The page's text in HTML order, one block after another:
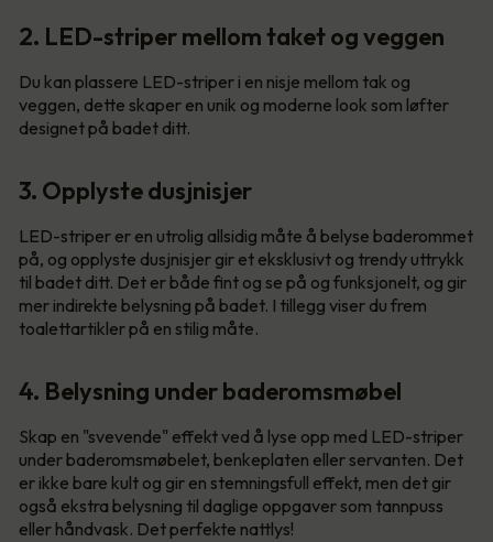
2. LED-striper mellom taket og veggen
Du kan plassere LED-striper i en nisje mellom tak og
veggen, dette skaper en unik og moderne look som løfter
designet på badet ditt.
3. Opplyste dusjnisjer
LED-striper er en utrolig allsidig måte å belyse baderommet
på, og opplyste dusjnisjer gir et eksklusivt og trendy uttrykk
til badet ditt. Det er både fint og se på og funksjonelt, og gir
mer indirekte belysning på badet. I tillegg viser du frem
toalettartikler på en stilig måte.
4. Belysning under baderomsmøbel
Skap en "svevende" effekt ved å lyse opp med LED-striper
under baderomsmøbelet, benkeplaten eller servanten. Det
er ikke bare kult og gir en stemningsfull effekt, men det gir
også ekstra belysning til daglige oppgaver som tannpuss
eller håndvask. Det perfekte nattlys!